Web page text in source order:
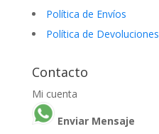
Política de Envíos
Política de Devoluciones
Contacto
Mi cuenta
Enviar Mensaje